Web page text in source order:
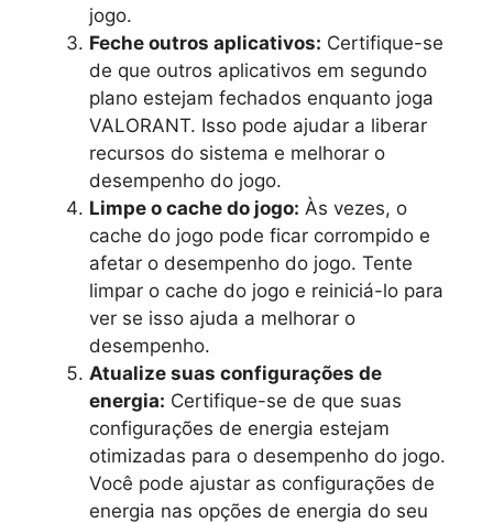
jogo.
Feche outros aplicativos: Certifique-se
de que outros aplicativos em segundo
plano estejam fechados enquanto joga
VALORANT. Isso pode ajudar a liberar
recursos do sistema e melhorar o
desempenho do jogo.
Limpe o cache do jogo: Às vezes, o
cache do jogo pode ficar corrompido e
afetar o desempenho do jogo. Tente
limpar o cache do jogo e reiniciá-lo para
ver se isso ajuda a melhorar o
desempenho.
Atualize suas configurações de
energia: Certifique-se de que suas
configurações de energia estejam
otimizadas para o desempenho do jogo.
Você pode ajustar as configurações de
energia nas opções de energia do seu